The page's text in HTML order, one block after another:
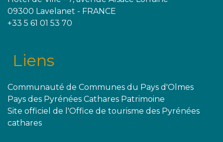
09300 Lavelanet - FRANCE
+33 5 61 01 53 70
Liens
Communauté de Communes du Pays d'Olmes
Pays des Pyrénées Cathares Patrimoine
Site officiel de l'Office de tourisme des Pyrénées
cathares